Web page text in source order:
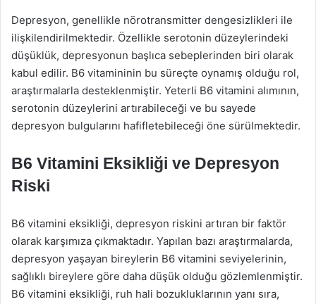
Depresyon, genellikle nörotransmitter dengesizlikleri ile
ilişkilendirilmektedir. Özellikle serotonin düzeylerindeki
düşüklük, depresyonun başlıca sebeplerinden biri olarak
kabul edilir. B6 vitamininin bu süreçte oynamış olduğu rol,
araştırmalarla desteklenmiştir. Yeterli B6 vitamini alımının,
serotonin düzeylerini artırabileceği ve bu sayede
depresyon bulgularını hafifletebileceği öne sürülmektedir.
B6 Vitamini Eksikliği ve Depresyon
Riski
B6 vitamini eksikliği, depresyon riskini artıran bir faktör
olarak karşımıza çıkmaktadır. Yapılan bazı araştırmalarda,
depresyon yaşayan bireylerin B6 vitamini seviyelerinin,
sağlıklı bireylere göre daha düşük olduğu gözlemlenmiştir.
B6 vitamini eksikliği, ruh hali bozukluklarının yanı sıra,